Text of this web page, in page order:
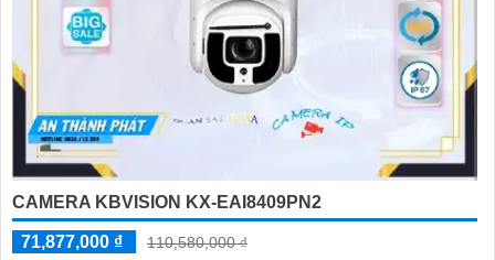
CAMERA KBVISION KX-EAI8409PN2
71,877,000 ₫
110,580,000 ₫